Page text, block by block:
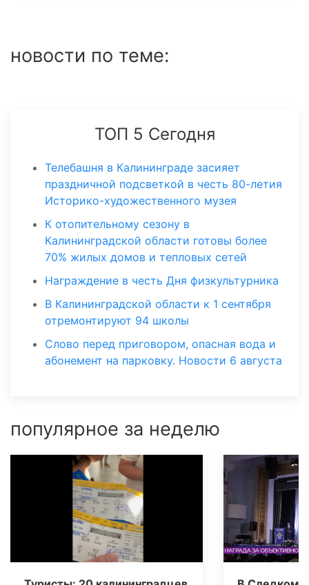
новости по теме:
ТОП 5 Сегодня
Телебашня в Калининграде засияет
праздничной подсветкой в честь 80-летия
Историко-художественного музея
К отопительному сезону в
Калининградской области готовы более
70% жилых домов и тепловых сетей
Награждение в честь Дня физкультурника
В Калининградской области к 1 сентября
отремонтируют 94 школы
Слово перед приговором, опасная вода и
абонемент на парковку. Новости 6 августа
популярное за неделю